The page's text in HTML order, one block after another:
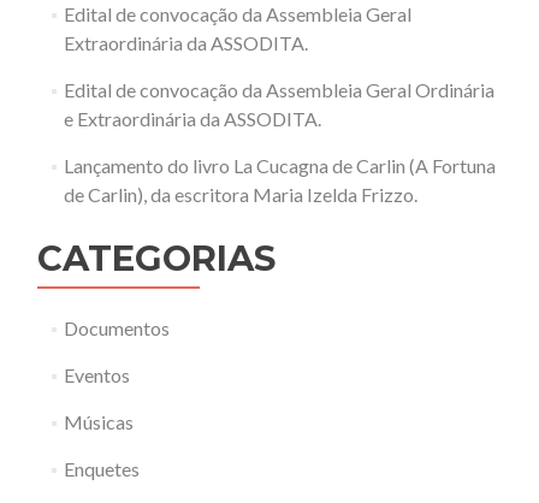
Edital de convocação da Assembleia Geral
Extraordinária da ASSODITA.
Edital de convocação da Assembleia Geral Ordinária
e Extraordinária da ASSODITA.
Lançamento do livro La Cucagna de Carlin (A Fortuna
de Carlin), da escritora Maria Izelda Frizzo.
CATEGORIAS
Documentos
Eventos
Músicas
Enquetes